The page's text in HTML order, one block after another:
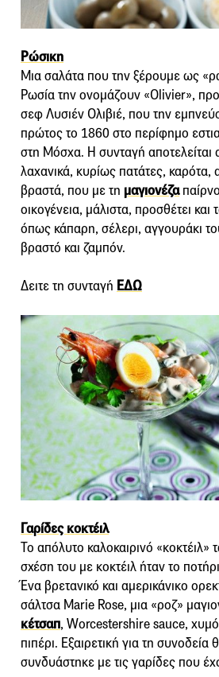
Ρώσικη
Μια σαλάτα που την ξέρουμε ως
Ρωσία την ονομάζουν «Olivier»,
σεφ Λυσιέν Ολιβιέ, που την
πρώτος το 1860 στο περίφημο
στη Μόσχα. Η συνταγή
λαχανικά, κυρίως πατάτες, καρότα,
βραστά, που με τη μαγιονέζα
οικογένεια, μάλιστα, προσθέτει και
όπως κάπαρη, σέλερι, αγγουράκι
βραστό και ζαμπόν.
Δειτε τη συνταγή ΕΔΩ
Γαρίδες κοκτέιλ
Το απόλυτο καλοκαιρινό
σχέση του με κοκτέιλ ήταν το
Ένα βρετανικό και αμερικάνικο
σάλτσα Μarie Rose, μια «ροζ»
κέτσαπ, Worcestershire sauce,
πιπέρι. Εξαιρετική για τη συνοδεία
συνδυάστηκε με τις γαρίδες που